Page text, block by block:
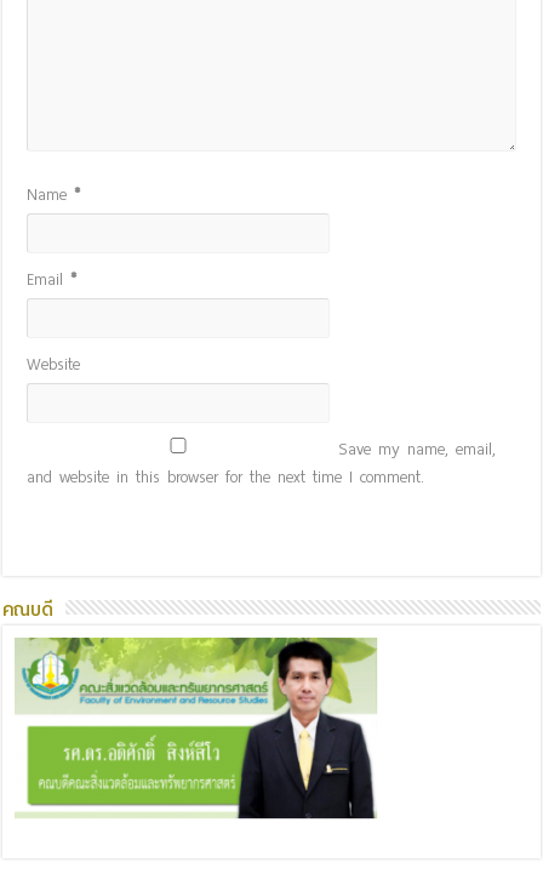
Name*
Email*
Website
Save my name, email,
and website in this browser for the next time I comment.
คณบดี